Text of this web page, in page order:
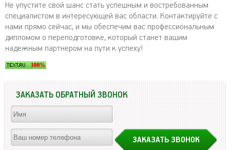
Не упустите свой шанс стать успешным и востребованным
специалистом в интересующей вас области. Контактируйте с
нами прямо сейчас, и мы обеспечим вас профессиональным
дипломом о переподготовке, который станет вашим
надежным партнером на пути к успеху!
ЗАКАЗАТЬ ОБРАТНЫЙ ЗВОНОК